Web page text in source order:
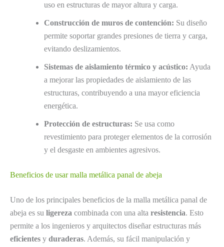
uso en estructuras de mayor altura y carga.
Construcción de muros de contención: Su diseño
permite soportar grandes presiones de tierra y carga,
evitando deslizamientos.
Sistemas de aislamiento térmico y acústico: Ayuda
a mejorar las propiedades de aislamiento de las
estructuras, contribuyendo a una mayor eficiencia
energética.
Protección de estructuras: Se usa como
revestimiento para proteger elementos de la corrosión
y el desgaste en ambientes agresivos.
Beneficios de usar malla metálica panal de abeja
Uno de los principales beneficios de la malla metálica panal de
abeja es su ligereza combinada con una alta resistencia. Esto
permite a los ingenieros y arquitectos diseñar estructuras más
eficientes y duraderas. Además, su fácil manipulación y